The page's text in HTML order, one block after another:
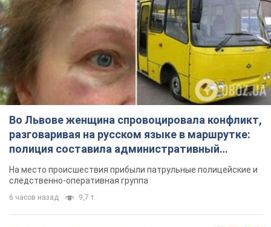
Во Львове женщина спровоцировала конфликт,
разговаривая на русском языке в маршрутке:
полиция составила административный
протокол. Видео
На место происшествия прибыли патрульные полицейские и
следственно-оперативная группа
6 часов назад 9,7 т.